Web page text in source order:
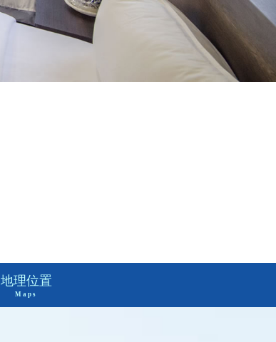
地理位置
Maps